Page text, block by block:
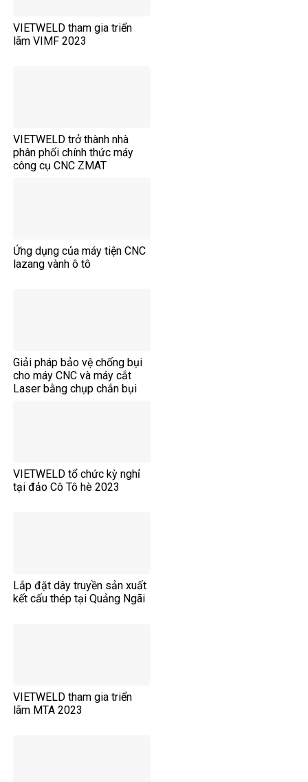
VIETWELD tham gia triển
lãm VIMF 2023
VIETWELD trở thành nhà
phân phối chính thức máy
công cụ CNC ZMAT
Ứng dụng của máy tiện CNC
lazang vành ô tô
Giải pháp bảo vệ chống bụi
cho máy CNC và máy cắt
Laser bằng chụp chắn bụi
VIETWELD tổ chức kỳ nghỉ
tại đảo Cô Tô hè 2023
Lắp đặt dây truyền sản xuất
kết cấu thép tại Quảng Ngãi
VIETWELD tham gia triển
lãm MTA 2023